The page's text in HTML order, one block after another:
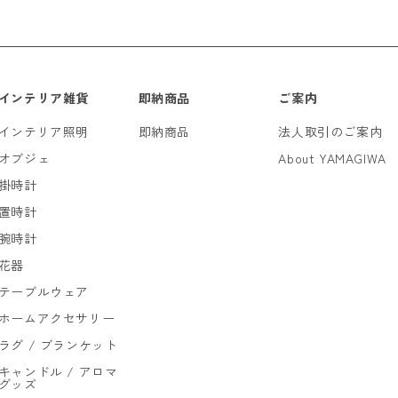
ンテリア雑貨
ンテリア照明
ブジェ
時計
時計
時計
器
ーブルウェア
ームアクセサリー
グ / ブランケット
ャンドル / アロマ
ッズ
即納商品
即納商品
ご案内
法人取引のご案内
About YAMAGIWA